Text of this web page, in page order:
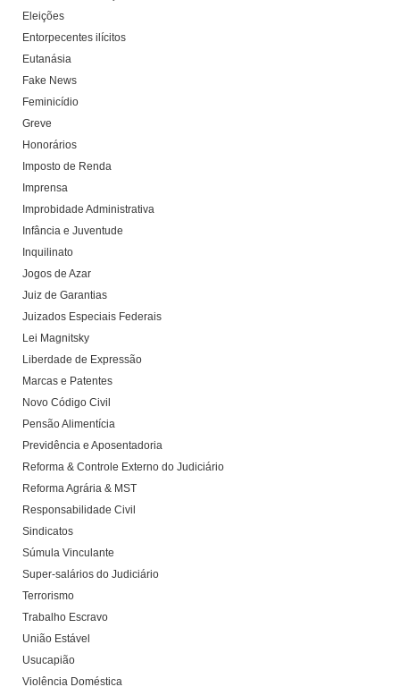
Eleições
Entorpecentes ilícitos
Eutanásia
Fake News
Feminicídio
Greve
Honorários
Imposto de Renda
Imprensa
Improbidade Administrativa
Infância e Juventude
Inquilinato
Jogos de Azar
Juiz de Garantias
Juizados Especiais Federais
Lei Magnitsky
Liberdade de Expressão
Marcas e Patentes
Novo Código Civil
Pensão Alimentícia
Previdência e Aposentadoria
Reforma & Controle Externo do Judiciário
Reforma Agrária & MST
Responsabilidade Civil
Sindicatos
Súmula Vinculante
Super-salários do Judiciário
Terrorismo
Trabalho Escravo
União Estável
Usucapião
Violência Doméstica